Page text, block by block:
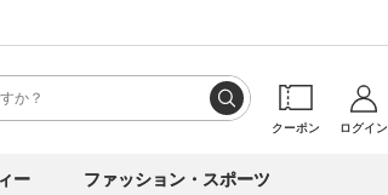
クーポン ログイン
ー ファッション・スポーツ